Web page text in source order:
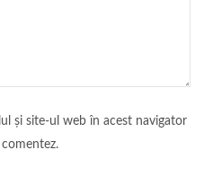
și site-ul web în acest navigator